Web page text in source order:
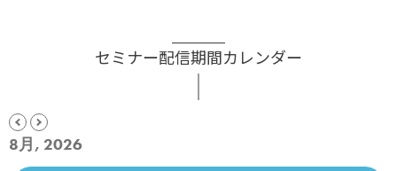
セミナー配信期間カレンダー
8月, 2026